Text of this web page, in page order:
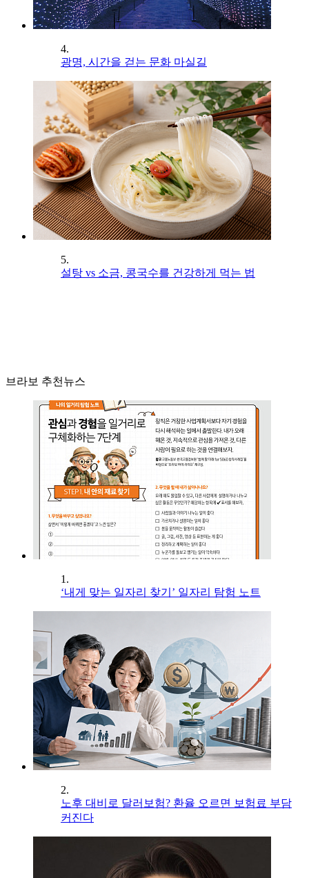
4.
광명, 시간을 걷는 문화 마실길
5.
설탕 vs 소금, 콩국수를 건강하게 먹는 법
브라보 추천뉴스
1.
‘내게 맞는 일자리 찾기’ 일자리 탐험 노트
2.
노후 대비로 달러보험? 환율 오르면 보험료 부담
커진다